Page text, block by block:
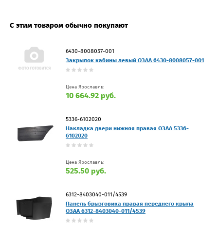
С этим товаром обычно покупают
6430-8008057-001
Закрылок кабины левый ОЗАА 6430-8008057-001
Цена Ярославль:
10 664.92 руб.
5336-6102020
Накладка двери нижняя правая ОЗАА 5336-
6102020
Цена Ярославль:
525.50 руб.
6312-8403040-011/4539
Панель брызговика правая переднего крыла
ОЗАА 6312-8403040-011/4539